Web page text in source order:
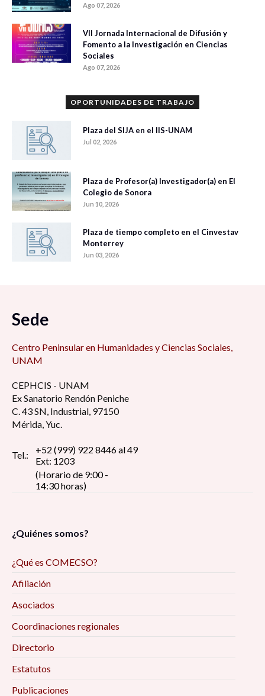
Ago 07, 2026
VII Jornada Internacional de Difusión y
Fomento a la Investigación en Ciencias
Sociales
Ago 07, 2026
OPORTUNIDADES DE TRABAJO
Plaza del SIJA en el IIS-UNAM
Jul 02, 2026
Plaza de Profesor(a) Investigador(a) en El
Colegio de Sonora
Jun 10, 2026
Plaza de tiempo completo en el Cinvestav
Monterrey
Jun 03, 2026
Sede
Centro Peninsular en Humanidades y Ciencias Sociales,
UNAM
CEPHCIS - UNAM
Ex Sanatorio Rendón Peniche
C. 43 SN, Industrial, 97150
Mérida, Yuc.
Tel.:
+52 (999) 922 8446 al 49
Ext: 1203
(Horario de 9:00 -
14:30 horas)
¿Quiénes somos?
¿Qué es COMECSO?
Afiliación
Asociados
Coordinaciones regionales
Directorio
Estatutos
Publicaciones